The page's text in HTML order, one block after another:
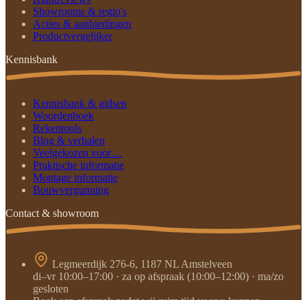
Showrooms & regio's
Acties & aanbiedingen
Productvergelijker
Kennisbank
Kennisbank & gidsen
Woordenboek
Rekentools
Blog & verhalen
Veelgekozen voor…
Praktische informatie
Montage informatie
Bouwvergunning
Contact & showroom
Legmeerdijk 276-6, 1187 NL Amstelveen
di–vr 10:00–17:00 · za op afspraak (10:00–12:00) · ma/zo
gesloten